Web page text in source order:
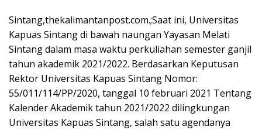
Sintang,thekalimantanpost.com.;Saat ini, Universitas
Kapuas Sintang di bawah naungan Yayasan Melati
Sintang dalam masa waktu perkuliahan semester ganjil
tahun akademik 2021/2022. Berdasarkan Keputusan
Rektor Universitas Kapuas Sintang Nomor:
55/011/114/PP/2020, tanggal 10 februari 2021 Tentang
Kalender Akademik tahun 2021/2022 dilingkungan
Universitas Kapuas Sintang, salah satu agendanya